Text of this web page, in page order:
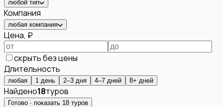
любой тип
Компания
любая компания
Цена, ₽
скрыть без цены
Длительность
любая 1 день 2–3 дня 4–7 дней 8+ дней
Найдено18туров
Готово · показать 18 туров